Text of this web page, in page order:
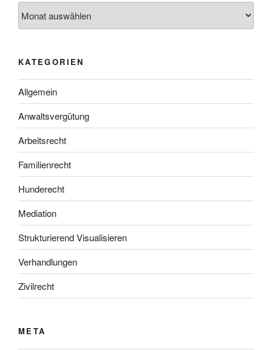
KATEGORIEN
Allgemein
Anwaltsvergütung
Arbeitsrecht
Familienrecht
Hunderecht
Mediation
Strukturierend Visualisieren
Verhandlungen
Zivilrecht
META